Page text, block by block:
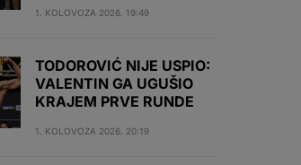
1. KOLOVOZA 2026. 19:49
TODOROVIĆ NIJE USPIO:
VALENTIN GA UGUŠIO
KRAJEM PRVE RUNDE
1. KOLOVOZA 2026. 20:19